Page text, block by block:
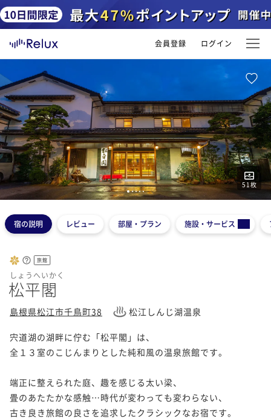
会員登録 ログイン
51枚
12345
宿の説明 レビュー 部屋・プラン 施設・サービス
旅館
しょうへいかく
松平閣
島根県松江市千鳥町38 松江しんじ湖温泉
宍道湖の湖畔に佇む「松平閣」は、
全１３室のこじんまりとした純和風の温泉旅館です。
端正に整えられた庭、趣を感じる太い梁、
畳のあたたかな感触…時代が変わっても変わらない、
古き良き旅館の良さを追求したクラシックなお宿です。